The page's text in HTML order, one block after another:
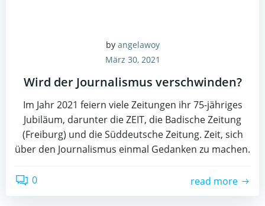
by angelawoy
März 30, 2021
Wird der Journalismus verschwinden?
Im Jahr 2021 feiern viele Zeitungen ihr 75-jähriges
Jubiläum, darunter die ZEIT, die Badische Zeitung
(Freiburg) und die Süddeutsche Zeitung. Zeit, sich
über den Journalismus einmal Gedanken zu machen.
0 read more